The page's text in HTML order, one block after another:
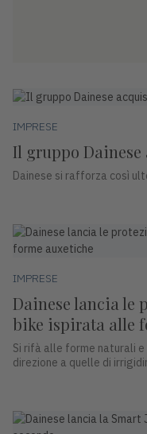
IMPRESE
Il gruppo Dainese
Dainese si rafforza così
IMPRESE
Dainese lancia le
bike ispirata alle
Si rifà alle forme naturali
direzione a quelle di